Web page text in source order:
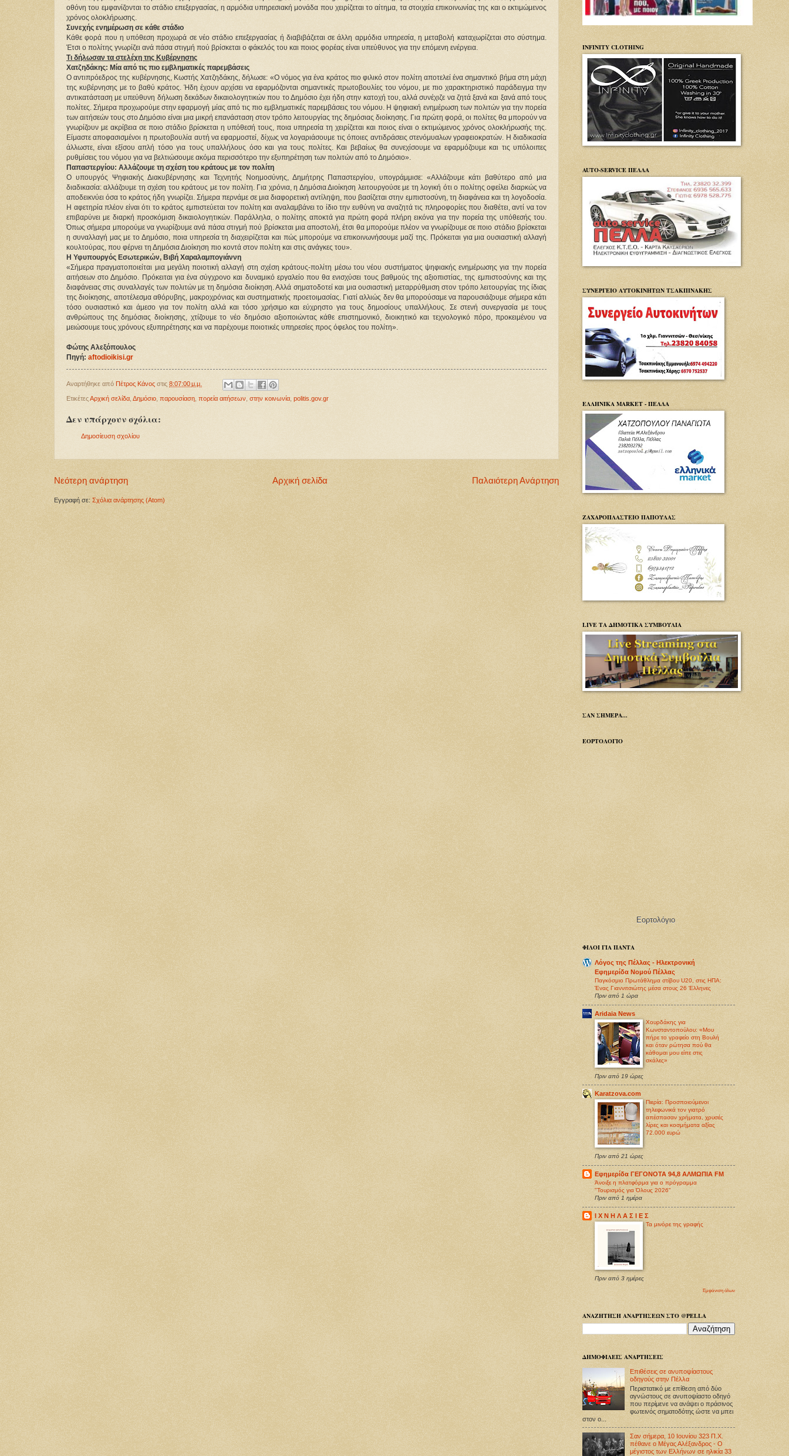
οθόνη του εμφανίζονται το στάδιο επεξεργασίας, η αρμόδια υπηρεσιακή μονάδα που χειρίζεται το αίτημα, τα στοιχεία επικοινωνίας της και ο εκτιμώμενος
χρόνος ολοκλήρωσης.
Συνεχής ενημέρωση σε κάθε στάδιο
Κάθε φορά που η υπόθεση προχωρά σε νέο στάδιο επεξεργασίας ή διαβιβάζεται σε άλλη αρμόδια υπηρεσία, η μεταβολή καταχωρίζεται στο σύστημα.
Έτσι ο πολίτης γνωρίζει ανά πάσα στιγμή πού βρίσκεται ο φάκελός του και ποιος φορέας είναι υπεύθυνος για την επόμενη ενέργεια.
Τι δήλωσαν τα στελέχη της Κυβέρνησης
Χατζηδάκης: Μία από τις πιο εμβληματικές παρεμβάσεις
Ο αντιπρόεδρος της κυβέρνησης, Κωστής Χατζηδάκης, δήλωσε: «Ο νόμος για ένα κράτος πιο φιλικό στον πολίτη αποτελεί ένα σημαντικό βήμα στη μάχη
της κυβέρνησης με το βαθύ κράτος. Ήδη έχουν αρχίσει να εφαρμόζονται σημαντικές πρωτοβουλίες του νόμου, με πιο χαρακτηριστικό παράδειγμα την
αντικατάσταση με υπεύθυνη δήλωση δεκάδων δικαιολογητικών που το Δημόσιο έχει ήδη στην κατοχή του, αλλά συνέχιζε να ζητά ξανά και ξανά από τους
πολίτες. Σήμερα προχωρούμε στην εφαρμογή μίας από τις πιο εμβληματικές παρεμβάσεις του νόμου. Η ψηφιακή ενημέρωση των πολιτών για την πορεία
των αιτήσεών τους στο Δημόσιο είναι μια μικρή επανάσταση στον τρόπο λειτουργίας της δημόσιας διοίκησης. Για πρώτη φορά, οι πολίτες θα μπορούν να
γνωρίζουν με ακρίβεια σε ποιο στάδιο βρίσκεται η υπόθεσή τους, ποια υπηρεσία τη χειρίζεται και ποιος είναι ο εκτιμώμενος χρόνος ολοκλήρωσής της.
Είμαστε αποφασισμένοι η πρωτοβουλία αυτή να εφαρμοστεί, δίχως να λογαριάσουμε τις όποιες αντιδράσεις στενόμυαλων γραφειοκρατών. Η διαδικασία
άλλωστε, είναι εξίσου απλή τόσο για τους υπαλλήλους όσο και για τους πολίτες. Και βεβαίως θα συνεχίσουμε να εφαρμόζουμε και τις υπόλοιπες
ρυθμίσεις του νόμου για να βελτιώσουμε ακόμα περισσότερο την εξυπηρέτηση των πολιτών από το Δημόσιο».
Παπαστεργίου: Αλλάζουμε τη σχέση του κράτους με τον πολίτη
Ο υπουργός Ψηφιακής Διακυβέρνησης και Τεχνητής Νοημοσύνης, Δημήτρης Παπαστεργίου, υπογράμμισε: «Αλλάζουμε κάτι βαθύτερο από μια
διαδικασία: αλλάζουμε τη σχέση του κράτους με τον πολίτη. Για χρόνια, η Δημόσια Διοίκηση λειτουργούσε με τη λογική ότι ο πολίτης οφείλει διαρκώς να
αποδεικνύει όσα το κράτος ήδη γνωρίζει. Σήμερα περνάμε σε μια διαφορετική αντίληψη, που βασίζεται στην εμπιστοσύνη, τη διαφάνεια και τη λογοδοσία.
Η αφετηρία πλέον είναι ότι το κράτος εμπιστεύεται τον πολίτη και αναλαμβάνει το ίδιο την ευθύνη να αναζητά τις πληροφορίες που διαθέτει, αντί να τον
επιβαρύνει με διαρκή προσκόμιση δικαιολογητικών. Παράλληλα, ο πολίτης αποκτά για πρώτη φορά πλήρη εικόνα για την πορεία της υπόθεσής του.
Όπως σήμερα μπορούμε να γνωρίζουμε ανά πάσα στιγμή πού βρίσκεται μια αποστολή, έτσι θα μπορούμε πλέον να γνωρίζουμε σε ποιο στάδιο βρίσκεται
η συναλλαγή μας με το Δημόσιο, ποια υπηρεσία τη διαχειρίζεται και πώς μπορούμε να επικοινωνήσουμε μαζί της. Πρόκειται για μια ουσιαστική αλλαγή
κουλτούρας, που φέρνει τη Δημόσια Διοίκηση πιο κοντά στον πολίτη και στις ανάγκες του».
Η Υφυπουργός Εσωτερικών, Βιβή Χαραλαμπογιάννη
«Σήμερα πραγματοποιείται μια μεγάλη ποιοτική αλλαγή στη σχέση κράτους-πολίτη μέσω του νέου συστήματος ψηφιακής ενημέρωσης για την πορεία
αιτήσεων στο Δημόσιο. Πρόκειται για ένα σύγχρονο και δυναμικό εργαλείο που θα ενισχύσει τους βαθμούς της αξιοπιστίας, της εμπιστοσύνης και της
διαφάνειας στις συναλλαγές των πολιτών με τη δημόσια διοίκηση. Αλλά σηματοδοτεί και μια ουσιαστική μεταρρύθμιση στον τρόπο λειτουργίας της ίδιας
της διοίκησης, αποτέλεσμα αθόρυβης, μακροχρόνιας και συστηματικής προετοιμασίας. Γιατί αλλιώς δεν θα μπορούσαμε να παρουσιάζουμε σήμερα κάτι
τόσο ουσιαστικό και άμεσο για τον πολίτη αλλά και τόσο χρήσιμο και εύχρηστο για τους δημοσίους υπαλλήλους. Σε στενή συνεργασία με τους
ανθρώπους της δημόσιας διοίκησης, χτίζουμε το νέο δημόσιο αξιοποιώντας κάθε επιστημονικό, διοικητικό και τεχνολογικό πόρο, προκειμένου να
μειώσουμε τους χρόνους εξυπηρέτησης και να παρέχουμε ποιοτικές υπηρεσίες προς όφελος του πολίτη».
Φώτης Αλεξόπουλος
Πηγή: aftodioikisi.gr
Αναρτήθηκε από Πέτρος Κάνος στις 8:07:00 μ.μ.
ΕτικέτεςΑρχική σελίδα Δημόσιο παρουσίαση πορεία αιτήσεων στην κοινωνία politis.gov.gr
Δεν υπάρχουν σχόλια:
Δημοσίευση σχολίου
Νεότερη ανάρτηση Παλαιότερη Ανάρτηση
Αρχική σελίδα
Εγγραφή σε: Σχόλια ανάρτησης (Atom)
INFINITY CLOTHING
AUTO-SERVICE ΠΕΛΛΑ
ΣΥΝΕΡΓΕΙΟ ΑΥΤΟΚΙΝΗΤΩΝ ΤΣΑΚΠΙΝΑΚΗΣ
ΕΛΛΗΝΙΚΑ MARKET - ΠΕΛΛΑ
ΖΑΧΑΡΟΠΛΑΣΤΕΙΟ ΠΑΠΟΥΛΑΣ
LIVE ΤΑ ΔΗΜΟΤΙΚΑ ΣΥΜΒΟΥΛΙΑ
ΣΑΝ ΣΗΜΕΡΑ...
ΕΟΡΤΟΛΟΓΙΟ
Εορτολόγιο
ΦΙΛΟΙ ΓΙΑ ΠΑΝΤΑ
Λόγος της Πέλλας - Ηλεκτρονική
Εφημερίδα Νομού Πέλλας
Παγκόσμιο Πρωτάθλημα στίβου U20, στις ΗΠΑ:
Ένας Γιαννιτσιώτης μέσα στους 26 Έλληνες
Πριν από 1 ώρα
Aridaia News
Χουρδάκης για
Κωνσταντοπούλου: «Μου
πήρε το γραφείο στη Βουλή
και όταν ρώτησα πού θα
κάθομαι μου είπε στις
σκάλες»
Πριν από 19 ώρες
Karatzova.com
Πιερία: Προσποιούμενοι
τηλεφωνικά τον γιατρό
απέσπασαν χρήματα, χρυσές
λίρες και κοσμήματα αξίας
72.000 ευρώ
Πριν από 21 ώρες
Εφημερίδα ΓΕΓΟΝΟΤΑ 94,8 ΑΛΜΩΠΙΑ FM
Άνοιξε η πλατφόρμα για ο πρόγραμμα
"Τουρισμός για Όλους 2026"
Πριν από 1 ημέρα
Ι Χ Ν Η Λ Α Σ Ι Ε Σ
Τα μινόρε της γραφής
Πριν από 3 ημέρες
Εμφάνιση όλων
ΑΝΑΖΗΤΗΣΗ ΑΝΑΡΤΗΣΕΩΝ ΣΤΟ @PELLA
ΔΗΜΟΦΙΛΕΙΣ ΑΝΑΡΤΗΣΕΙΣ
Επιθέσεις σε ανυποψίαστους
οδηγούς στην Πέλλα
Περιστατικό με επίθεση από δύο
αγνώστους σε ανυποψίαστο οδηγό
που περίμενε να ανάψει ο πράσινος
φωτεινός σηματοδότης ώστε να μπει
στον ο...
Σαν σήμερα, 10 Ιουνίου 323 Π.Χ.
πέθανε ο Μέγας Αλέξανδρος - Ο
μέγιστος των Ελλήνων σε ηλικία 33